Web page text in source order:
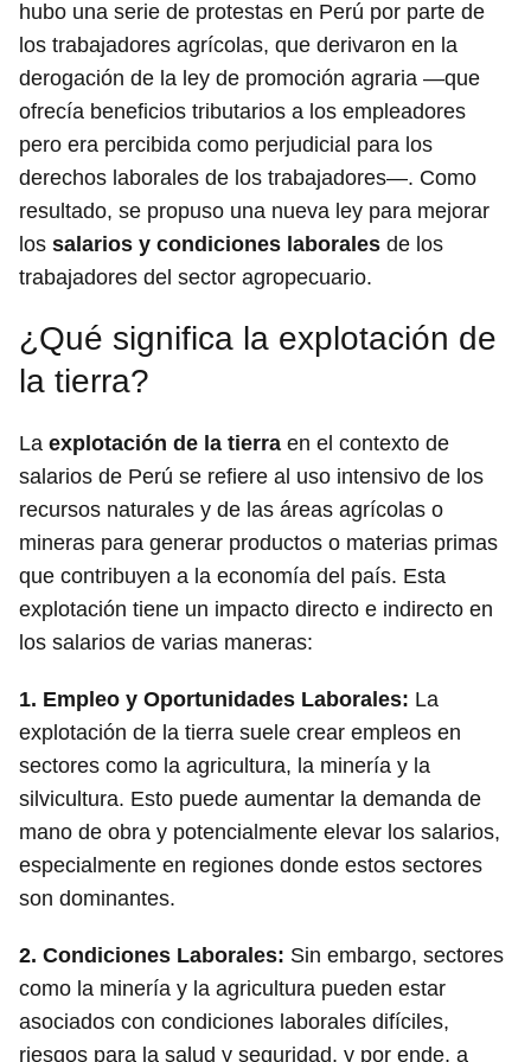
hubo una serie de protestas en Perú por parte de
los trabajadores agrícolas, que derivaron en la
derogación de la ley de promoción agraria —que
ofrecía beneficios tributarios a los empleadores
pero era percibida como perjudicial para los
derechos laborales de los trabajadores—. Como
resultado, se propuso una nueva ley para mejorar
los salarios y condiciones laborales de los
trabajadores del sector agropecuario.
¿Qué significa la explotación de
la tierra?
La explotación de la tierra en el contexto de
salarios de Perú se refiere al uso intensivo de los
recursos naturales y de las áreas agrícolas o
mineras para generar productos o materias primas
que contribuyen a la economía del país. Esta
explotación tiene un impacto directo e indirecto en
los salarios de varias maneras:
1. Empleo y Oportunidades Laborales: La
explotación de la tierra suele crear empleos en
sectores como la agricultura, la minería y la
silvicultura. Esto puede aumentar la demanda de
mano de obra y potencialmente elevar los salarios,
especialmente en regiones donde estos sectores
son dominantes.
2. Condiciones Laborales: Sin embargo, sectores
como la minería y la agricultura pueden estar
asociados con condiciones laborales difíciles,
riesgos para la salud y seguridad, y por ende, a